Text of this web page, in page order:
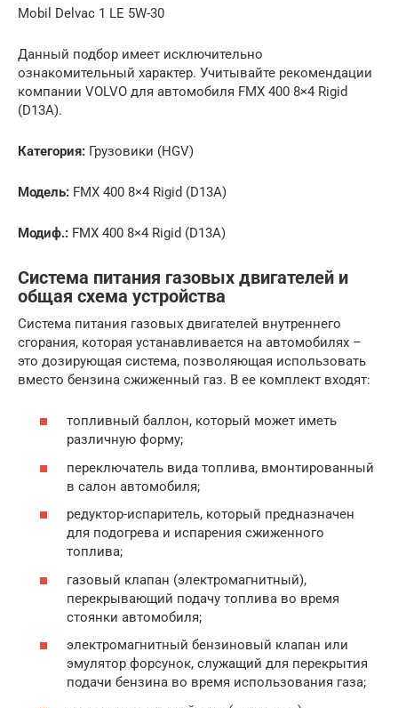
Mobil Delvac 1 LE 5W-30
Данный подбор имеет исключительно
ознакомительный характер. Учитывайте рекомендации
компании VOLVO для автомобиля FMX 400 8×4 Rigid
(D13A).
Категория: Грузовики (HGV)
Модель: FMX 400 8×4 Rigid (D13A)
Модиф.: FMX 400 8×4 Rigid (D13A)
Система питания газовых двигателей и
общая схема устройства
Система питания газовых двигателей внутреннего
сгорания, которая устанавливается на автомобилях –
это дозирующая система, позволяющая использовать
вместо бензина сжиженный газ. В ее комплект входят:
топливный баллон, который может иметь
различную форму;
переключатель вида топлива, вмонтированный
в салон автомобиля;
редуктор-испаритель, который предназначен
для подогрева и испарения сжиженного
топлива;
газовый клапан (электромагнитный),
перекрывающий подачу топлива во время
стоянки автомобиля;
электромагнитный бензиновый клапан или
эмулятор форсунок, служащий для перекрытия
подачи бензина во время использования газа;